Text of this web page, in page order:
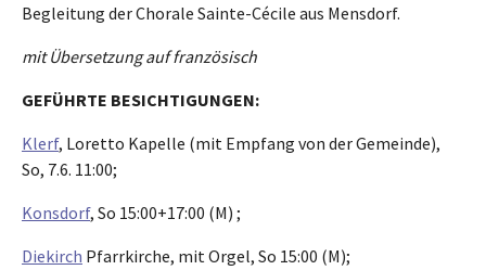
Begleitung der Chorale Sainte-Cécile aus Mensdorf.
mit Übersetzung auf französisch
GEFÜHRTE BESICHTIGUNGEN:
Klerf, Loretto Kapelle (mit Empfang von der Gemeinde),
So, 7.6. 11:00;
Konsdorf, So 15:00+17:00 (M) ;
Diekirch Pfarrkirche, mit Orgel, So 15:00 (M);